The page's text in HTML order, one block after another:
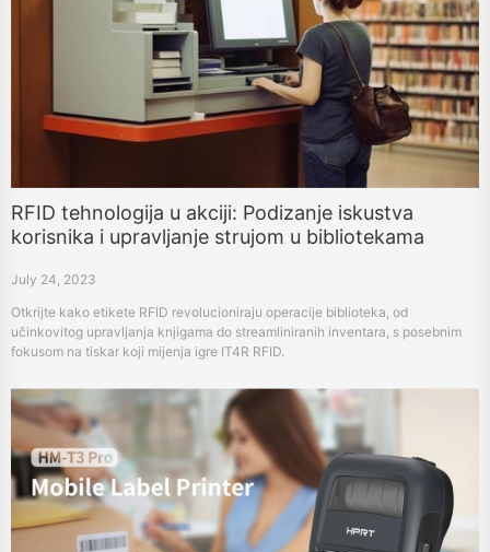
RFID tehnologija u akciji: Podizanje iskustva
korisnika i upravljanje strujom u bibliotekama
July 24, 2023
Otkrijte kako etikete RFID revolucioniraju operacije biblioteka, od
učinkovitog upravljanja knjigama do streamliniranih inventara, s posebnim
fokusom na tiskar koji mijenja igre IT4R RFID.